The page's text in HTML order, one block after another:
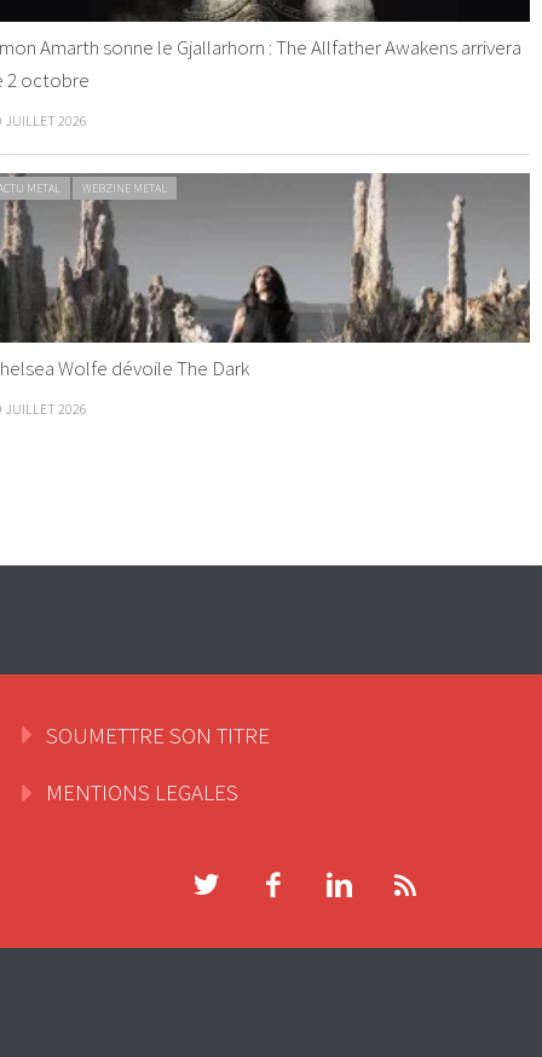
Amarth sonne le Gjallarhorn : The Allfather Awakens arrivera
2 octobre
JUILLET 2026
METAL WEBZINE METAL
Wolfe dévoile The Dark
JUILLET 2026
SOUMETTRE SON TITRE
MENTIONS LEGALES